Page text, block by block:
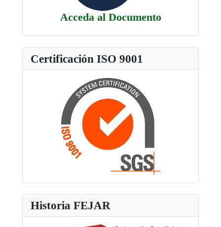
Acceda al Documento
Certificación ISO 9001
Historia FEJAR